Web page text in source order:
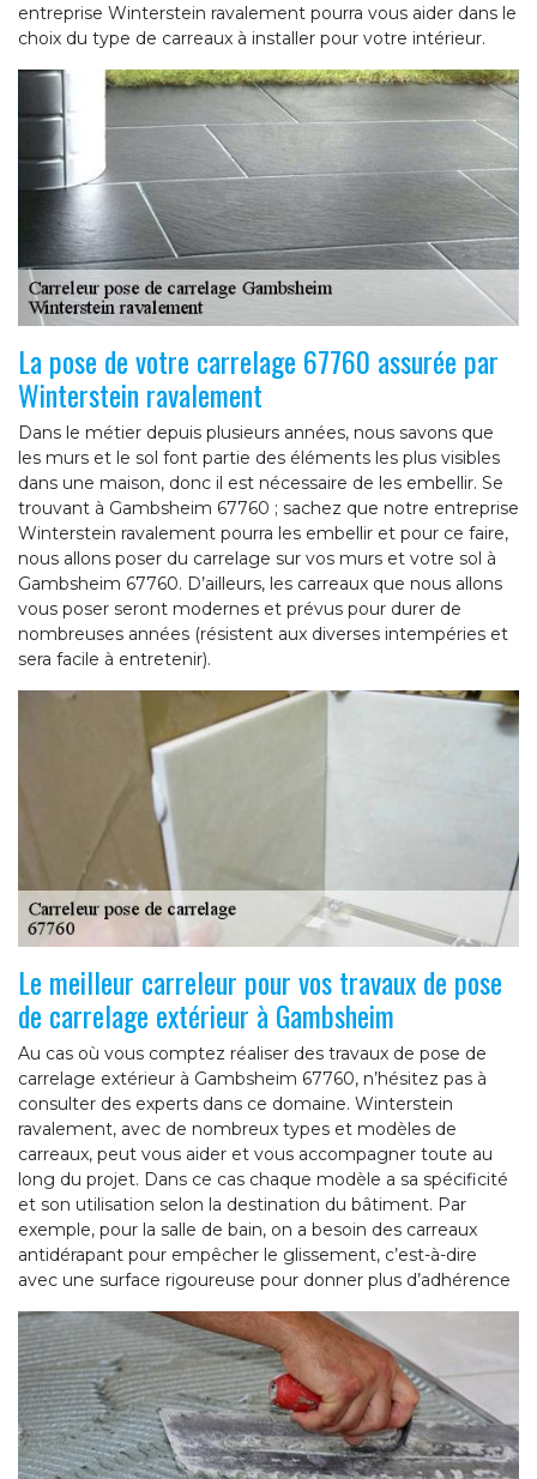
entreprise Winterstein ravalement pourra vous aider dans le
choix du type de carreaux à installer pour votre intérieur.
La pose de votre carrelage 67760 assurée par
Winterstein ravalement
Dans le métier depuis plusieurs années, nous savons que
les murs et le sol font partie des éléments les plus visibles
dans une maison, donc il est nécessaire de les embellir. Se
trouvant à Gambsheim 67760 ; sachez que notre entreprise
Winterstein ravalement pourra les embellir et pour ce faire,
nous allons poser du carrelage sur vos murs et votre sol à
Gambsheim 67760. D’ailleurs, les carreaux que nous allons
vous poser seront modernes et prévus pour durer de
nombreuses années (résistent aux diverses intempéries et
sera facile à entretenir).
Le meilleur carreleur pour vos travaux de pose
de carrelage extérieur à Gambsheim
Au cas où vous comptez réaliser des travaux de pose de
carrelage extérieur à Gambsheim 67760, n’hésitez pas à
consulter des experts dans ce domaine. Winterstein
ravalement, avec de nombreux types et modèles de
carreaux, peut vous aider et vous accompagner toute au
long du projet. Dans ce cas chaque modèle a sa spécificité
et son utilisation selon la destination du bâtiment. Par
exemple, pour la salle de bain, on a besoin des carreaux
antidérapant pour empêcher le glissement, c’est-à-dire
avec une surface rigoureuse pour donner plus d’adhérence